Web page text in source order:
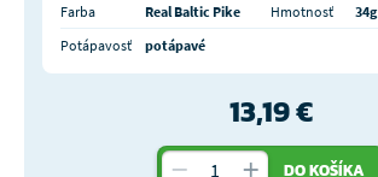
Farba Real Baltic Pike Hmotnosť
34g
Potápavosť
potápavé
13,19 €
DO KOŠÍKA